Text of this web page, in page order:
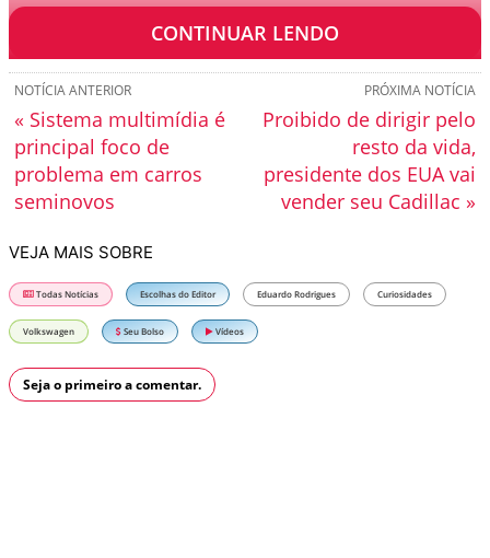
de foco na América Latina.
CONTINUAR LENDO
PRÓXIMA NOTÍCIA
Proibido de dirigir pelo
resto da vida,
presidente dos EUA vai
vender seu Cadillac »
NOTÍCIA ANTERIOR
« Sistema multimídia é
principal foco de
problema em carros
seminovos
VEJA MAIS SOBRE
Todas Notícias Escolhas do Editor Eduardo Rodrigues Curiosidades
Volkswagen Seu Bolso Vídeos
Seja o primeiro a comentar.